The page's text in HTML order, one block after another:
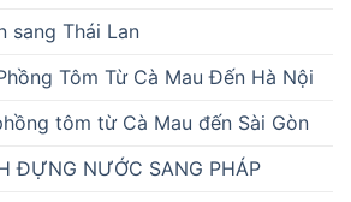
sang Thái Lan
Tôm Từ Cà Mau Đến Hà Nội
tôm từ Cà Mau đến Sài Gòn
ĐỰNG NƯỚC SANG PHÁP